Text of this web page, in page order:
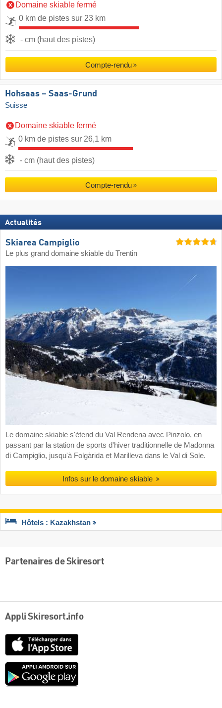
Domaine skiable fermé
0 km de pistes sur 23 km
- cm (haut des pistes)
Compte-rendu
Hohsaas – Saas-Grund
Suisse
Domaine skiable fermé
0 km de pistes sur 26,1 km
- cm (haut des pistes)
Compte-rendu
Actualités
Skiarea Campiglio
Le plus grand domaine skiable du Trentin
Le domaine skiable s'étend du Val Rendena avec Pinzolo, en
passant par la station de sports d'hiver traditionnelle de Madonna
di Campiglio, jusqu'à Folgàrida et Marilleva dans le Val di Sole.
Infos sur le domaine skiable
Hôtels : Kazakhstan
Partenaires de Skiresort
Appli Skiresort.info
Google